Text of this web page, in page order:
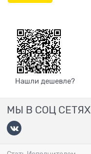
Нашли дешевле?
МЫ В СОЦ СЕТЯХ